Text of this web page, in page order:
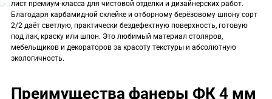
лист премиум-класса для чистовой отделки и дизайнерских работ.
Благодаря карбамидной склейке и отборному берёзовому шпону сорт
2/2 даёт светлую, практически бездефектную поверхность, готовую
под лак, краску или шпон. Это любимый материал столяров,
мебельщиков и декораторов за красоту текстуры и абсолютную
экологичность.
Преимущества фанеры ФК 4 мм